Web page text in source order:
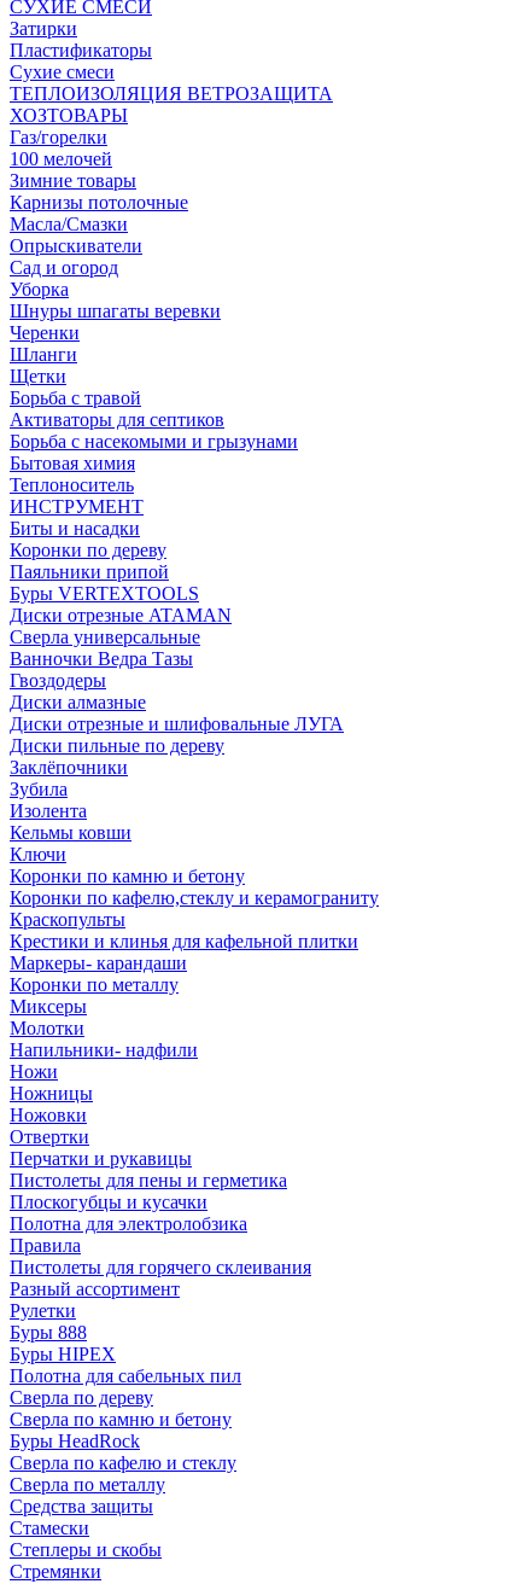
СУХИЕ СМЕСИ
Затирки
Пластификаторы
Сухие смеси
ТЕПЛОИЗОЛЯЦИЯ ВЕТРОЗАЩИТА
ХОЗТОВАРЫ
Газ/горелки
100 мелочей
Зимние товары
Карнизы потолочные
Масла/Смазки
Опрыскиватели
Сад и огород
Уборка
Шнуры шпагаты веревки
Черенки
Шланги
Щетки
Борьба с травой
Активаторы для септиков
Борьба с насекомыми и грызунами
Бытовая химия
Теплоноситель
ИНСТРУМЕНТ
Биты и насадки
Коронки по дереву
Паяльники припой
Буры VERTEXTOOLS
Диски отрезные ATAMAN
Сверла универсальные
Ванночки Ведра Тазы
Гвоздодеры
Диски алмазные
Диски отрезные и шлифовальные ЛУГА
Диски пильные по дереву
Заклёпочники
Зубила
Изолента
Кельмы ковши
Ключи
Коронки по камню и бетону
Коронки по кафелю,стеклу и керамограниту
Краскопульты
Крестики и клинья для кафельной плитки
Маркеры- карандаши
Коронки по металлу
Миксеры
Молотки
Напильники- надфили
Ножи
Ножницы
Ножовки
Отвертки
Перчатки и рукавицы
Пистолеты для пены и герметика
Плоскогубцы и кусачки
Полотна для электролобзика
Правила
Пистолеты для горячего склеивания
Разный ассортимент
Рулетки
Буры 888
Буры HIPEX
Полотна для сабельных пил
Сверла по дереву
Сверла по камню и бетону
Буры HeadRock
Сверла по кафелю и стеклу
Сверла по металлу
Средства защиты
Стамески
Степлеры и скобы
Стремянки